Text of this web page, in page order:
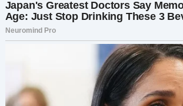
ожидая обычной ссоры из-за его
на этот раз все было по-другому.
меня всю дорогу домой, полтора
меня такими словами, которые я и
не могла услышать из уст
когда-то любила.